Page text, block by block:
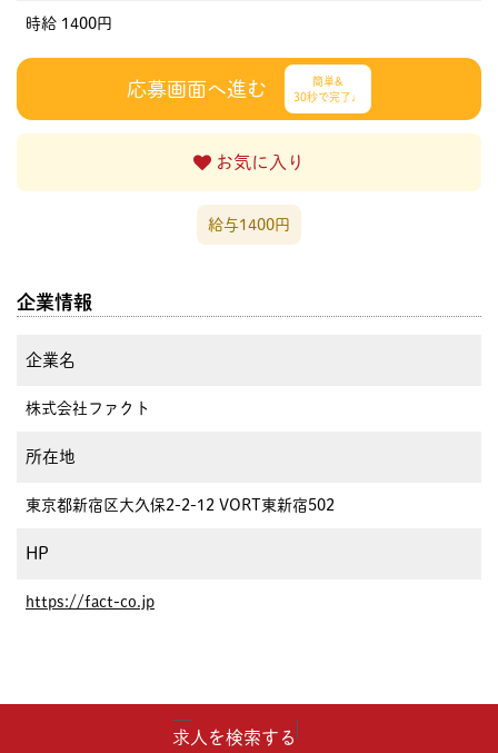
時給 1400円
応募画面へ進む
簡単&
30秒で完了♩
お気に入り
給与1400円
企業情報
企業名
株式会社ファクト
所在地
東京都新宿区大久保2-2-12 VORT東新宿502
HP
https://fact-co.jp
求人を検索する